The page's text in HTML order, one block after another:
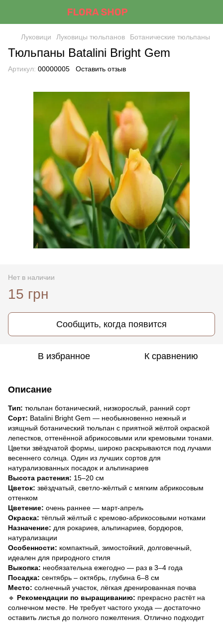
Луковици Луковицы тюльпанов Ботанические тюльпаны
Тюльпаны Batalini Bright Gem
Артикул: 00000005 Оставить отзыв
Нет в наличии
15 грн
Сообщить, когда появится
В избранное К сравнению
Описание
Тип: тюльпан ботанический, низкорослый, ранний сорт
Сорт: Batalini Bright Gem — необыкновенно нежный и
изящный ботанический тюльпан с приятной жёлтой окраской
лепестков, оттенённой абрикосовыми или кремовыми тонами.
Цветки звёздчатой формы, широко раскрываются под лучами
весеннего солнца. Один из лучших сортов для
натурализованных посадок и альпинариев
Высота растения: 15–20 см
Цветок: звёздчатый, светло-жёлтый с мягким абрикосовым
оттенком
Цветение: очень раннее — март-апрель
Окраска: тёплый жёлтый с кремово-абрикосовыми нотками
Назначение: для рокариев, альпинариев, бордюров,
натурализации
Особенности: компактный, зимостойкий, долговечный,
идеален для природного стиля
Выкопка: необязательна ежегодно — раз в 3–4 года
Посадка: сентябрь – октябрь, глубина 6–8 см
Место: солнечный участок, лёгкая дренированная почва
🔹 Рекомендации по выращиванию: прекрасно растёт на
солнечном месте. Не требует частого ухода — достаточно
оставить листья до полного пожелтения. Отлично подходит